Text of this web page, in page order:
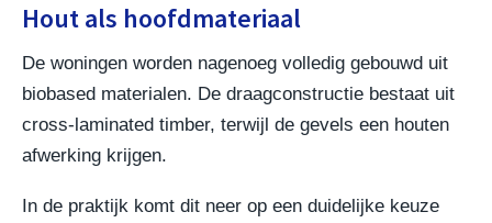
Hout als hoofdmateriaal
De woningen worden nagenoeg volledig gebouwd uit
biobased materialen. De draagconstructie bestaat uit
cross-laminated timber, terwijl de gevels een houten
afwerking krijgen.
In de praktijk komt dit neer op een duidelijke keuze